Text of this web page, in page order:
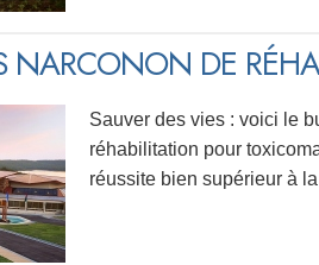
NARCONON DE
Sauver des vies : voici le
réhabilitation pour
réussite bien supérieur à